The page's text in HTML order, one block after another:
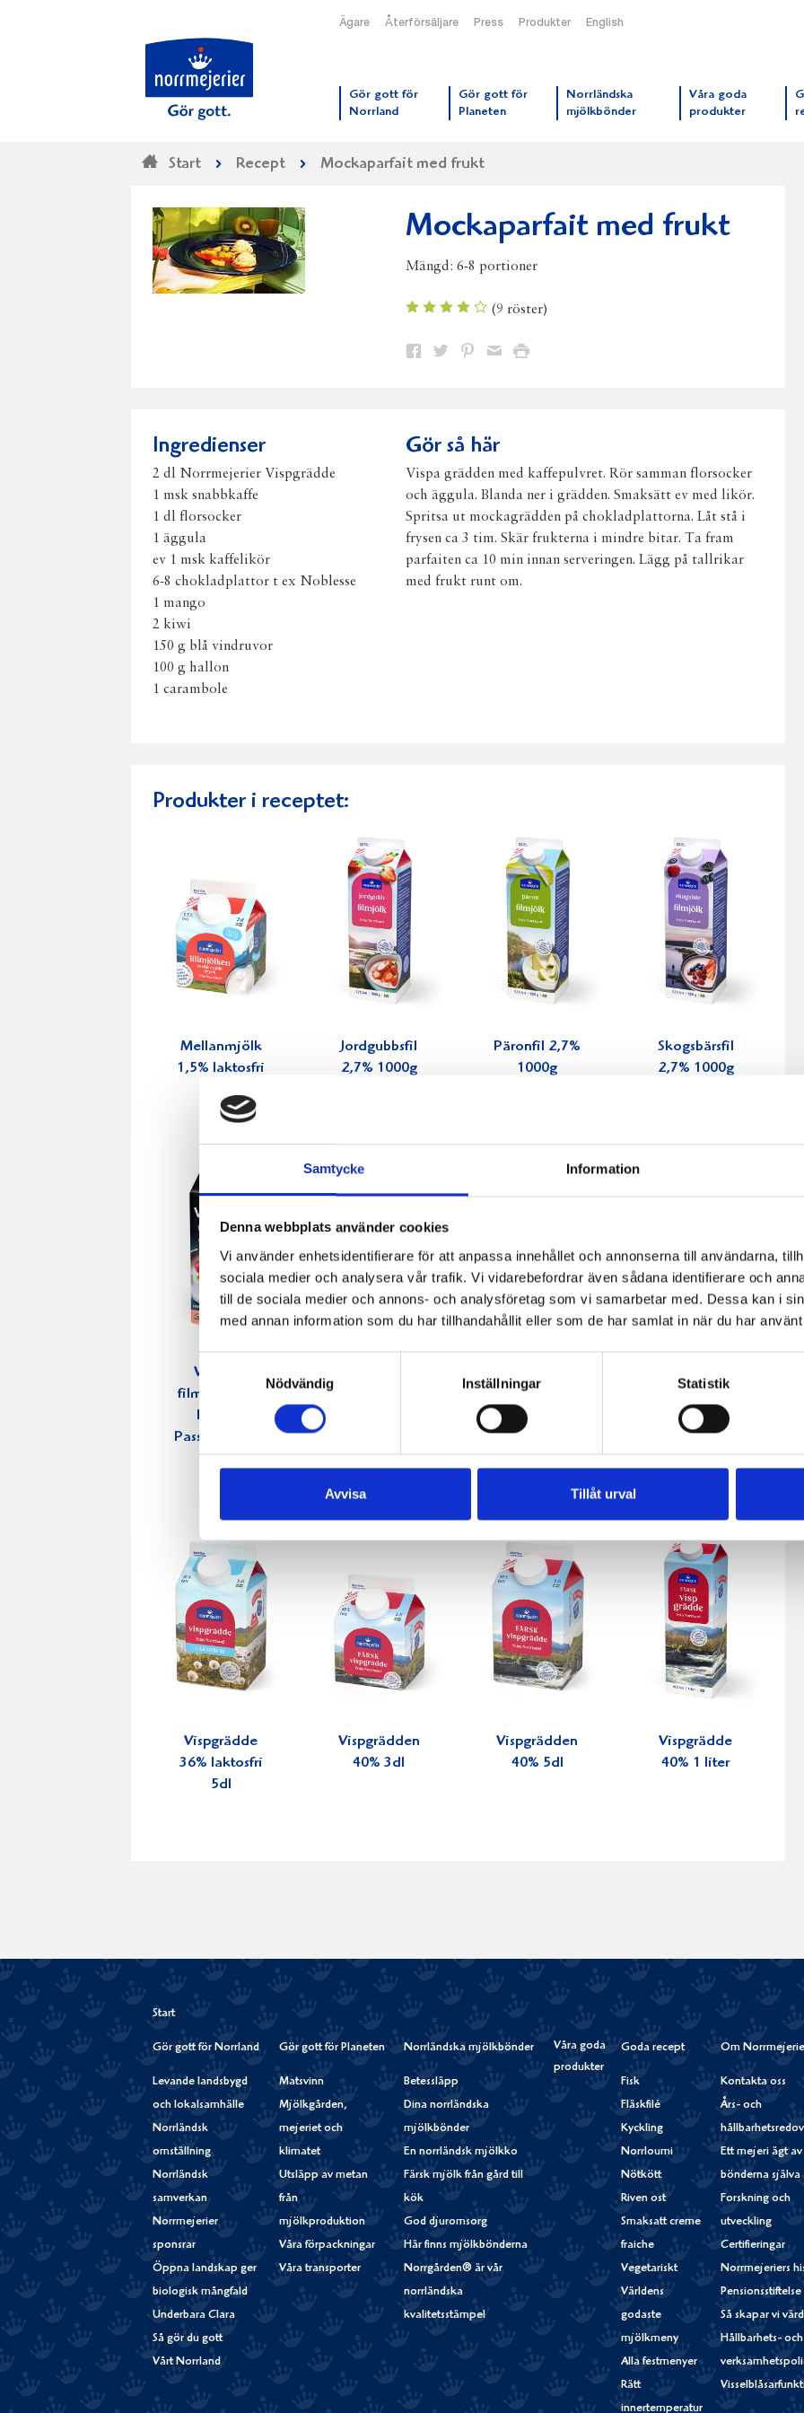
Samtycke Information
Denna webbplats använder cookies
Vi använder enhetsidentifierare för att anpassa innehållet och annonserna till användarna,
sociala medier och analysera vår trafik. Vi vidarebefordrar även sådana identifierare och
till de sociala medier och annons- och analysföretag som vi samarbetar med. Dessa kan i
med annan information som du har tillhandahållit eller som de har samlat in när du har
Nödvändig
Inställningar Statistik
Avvisa Tillåt urval
Ägare Återförsäljare Press Produkter English
Gör gott för
Norrland
Gör gott för
Planeten
Norrländska
mjölkbönder
Våra goda
produkter
Start Recept Mockaparfait med frukt
Mockaparfait med frukt
Mängd:6-8 portioner
(9 röster)
Dela Dela Dela DelaSkriv
Ingredienser
2 dl Norrmejerier Vispgrädde
1 msk snabbkaffe
1 dl florsocker
1 äggula
ev 1 msk kaffelikör
6-8 chokladplattor t ex Noblesse
1 mango
2 kiwi
150 g blå vindruvor
100 g hallon
1 carambole
Gör så här
Vispa grädden med kaffepulvret. Rör samman florsocker
och äggula. Blanda ner i grädden. Smaksätt ev med likör.
Spritsa ut mockagrädden på chokladplattorna. Låt stå i
frysen ca 3 tim. Skär frukterna i mindre bitar. Ta fram
parfaiten ca 10 min innan serveringen. Lägg på tallrikar
med frukt runt om.
Produkter i receptet:
Mellanmjölk
1,5% laktosfri
Jordgubbsfil
2,7% 1000g
Päronfil 2,7%
1000g
Skogsbärsfil
2,7% 1000g
Verum®
filmjölk 3,5%
Hallon-
Passion-Vanilj
1000g
Laktosfri 30%
1 liter
3dl
Vispgrädde
36% laktosfri
5dl
Vispgrädden
40% 3dl
Vispgrädden
40% 5dl
Vispgrädde
40% 1 liter
Start
Gör gott för Norrland
Levande landsbygd
och lokalsamhälle
Norrländsk
omställning
Norrländsk
samverkan
Norrmejerier
sponsrar
Öppna landskap ger
biologisk mångfald
Underbara Clara
Så gör du gott
Vårt Norrland
Gör gott för Planeten
Matsvinn
Mjölkgården,
mejeriet och
klimatet
Utsläpp av metan
från
mjölkproduktion
Våra förpackningar
Våra transporter
Norrländska mjölkbönder
Betessläpp
Dina norrländska
mjölkbönder
En norrländsk mjölkko
Färsk mjölk från gård till
kök
God djuromsorg
Här finns mjölkbönderna
Norrgården® är vår
norrländska
kvalitetsstämpel
Våra goda
produkter
Goda recept
Fisk
Fläskfilé
Kyckling
Norrloumi
Nötkött
Riven ost
Smaksatt creme
fraiche
Vegetariskt
Världens
godaste
mjölkmeny
Alla festmenyer
Rätt
innertemperatur
Om
Kontakta oss
Års- och
Ett mejeri ägt av
bönderna själva
Forskning och
utveckling
Certifieringar
Norrmejeriers
Pensionsstiftelse
Så skapar vi
Hållbarhets- och